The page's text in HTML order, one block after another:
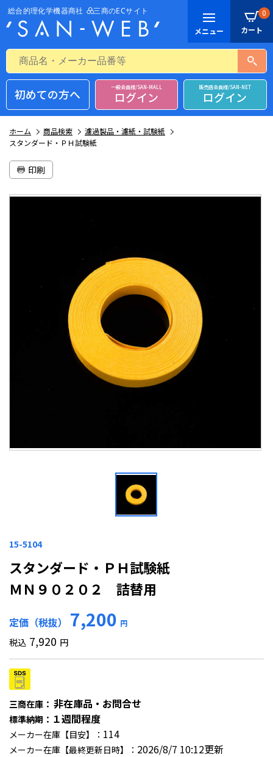
0
初めての方へ 一般会員様/SAN-MALL
ログイン
販売店会員様/SAN-NET
ログイン
ホーム 商品検索
濾過製品・濾紙・試験紙
スタンダード・ＰＨ試験紙
印刷
15-5104
スタンダード・ＰＨ試験紙
ＭＮ９０２０２ 詰替用
定価（税抜） 7,200 円
税込 7,920 円
三商在庫： 非在庫品・お問合せ
標準納期： １週間程度
メーカー在庫【目安】： 114
メーカー在庫【最終更新日時】： 2026/8/7 10:12更新